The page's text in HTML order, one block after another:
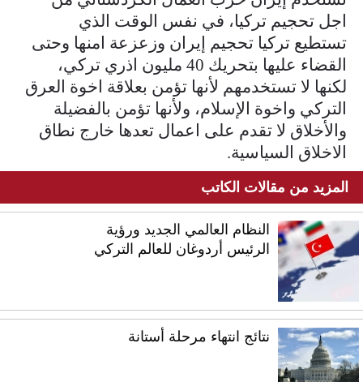
اجل تحجيم تركيا، في نفس الوقت الذي
تستطيع تركيا تحجيم إيران وزعزعة امنها وحتى
القضاء عليها بتحريك 40 مليون اذري تركي،
لكنها لا تستخدمهم لأنها تؤمن بعلاقة اخوة العرق
التركي واخوة الإسلام، ولأنها تؤمن بالفضيلة
والأخلاق لا تقدم على اعمال تعدها خارج نطاق
الاخلاق السياسية.
المزيد من مقالات الكاتب
النظام العالمي الجديد ورؤية
الرئيس أردوغان للعالم التركي
نتائج انتهاء مرحلة أستانة